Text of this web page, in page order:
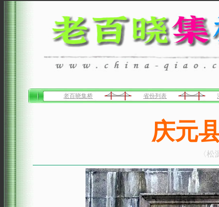
老百晓集桥 省份列表
庆元
〈